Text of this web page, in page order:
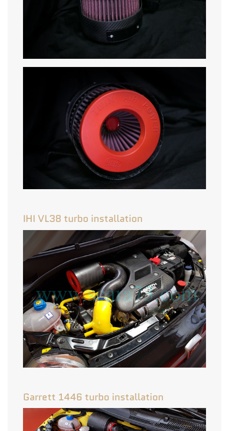
IHI VL38 turbo installation
Garrett 1446 turbo installation